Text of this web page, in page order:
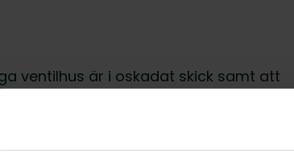
ventilhus är i oskadat skick samt att
inte garanteras vid avvikande
värmekapacitet eller andra